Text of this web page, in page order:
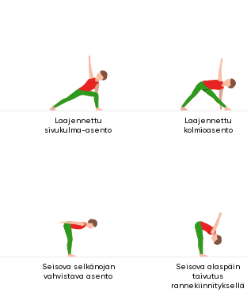
Laajennettu
sivukulma-asento
Laajennettu
kolmioasento
Seisova selkänojan
vahvistava asento
Seisova alaspäin
taivutus
rannekiinnityksellä